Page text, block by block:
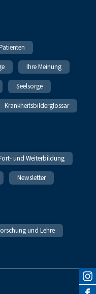
Ihre Meinung
Seelsorge
Krankheitsbilderglossar
und Weiterbildung
Newsletter
und Lehre